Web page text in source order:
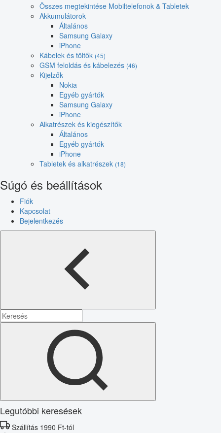
Összes megtekintése Mobiltelefonok & Tabletek
Akkumulátorok
Általános
Samsung Galaxy
iPhone
Kábelek és töltők (45)
GSM feloldás és kábelezés (46)
Kijelzők
Nokia
Egyéb gyártók
Samsung Galaxy
iPhone
Alkatrészek és kiegészítők
Általános
Egyéb gyártók
iPhone
Tabletek és alkatrészek (18)
Súgó és beállítások
Fiók
Kapcsolat
Bejelentkezés
Legutóbbi keresések
Szállítás 1990 Ft-tól